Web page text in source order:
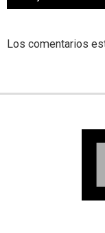
Los comentarios